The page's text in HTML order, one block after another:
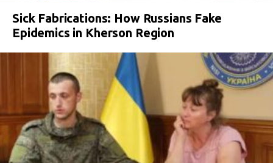
Sick Fabrications: How Russians Fake
Epidemics in Kherson Region